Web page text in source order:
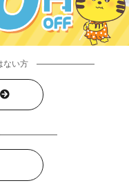
ない方